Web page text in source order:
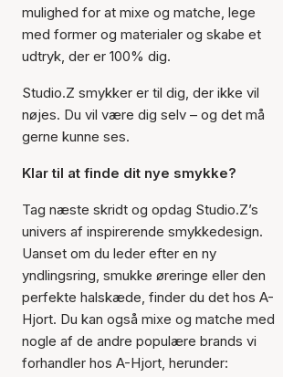
mulighed for at mixe og matche, lege
med former og materialer og skabe et
udtryk, der er 100% dig.
Studio.Z smykker er til dig, der ikke vil
nøjes. Du vil være dig selv – og det må
gerne kunne ses.
Klar til at finde dit nye smykke?
Tag næste skridt og opdag Studio.Z’s
univers af inspirerende smykkedesign.
Uanset om du leder efter en ny
yndlingsring, smukke øreringe eller den
perfekte halskæde, finder du det hos A-
Hjort. Du kan også mixe og matche med
nogle af de andre populære brands vi
forhandler hos A-Hjort, herunder: